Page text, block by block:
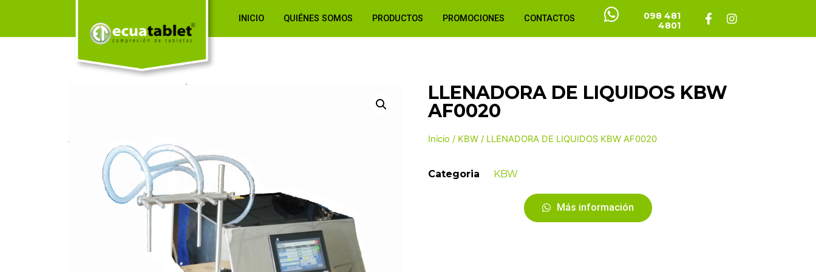
INICIO QUIÉNES SOMOS PRODUCTOS PROMOCIONES CONTACTOS
098 481
4801
LLENADORA DE LIQUIDOS KBW
AF0020
Inicio / KBW/ LLENADORA DE LIQUIDOS KBW AF0020
Categoria KBW
Más información